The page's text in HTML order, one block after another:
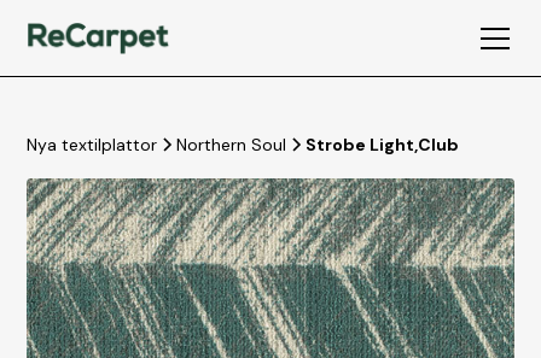
Nya textilplattor Northern Soul Strobe Light,Club